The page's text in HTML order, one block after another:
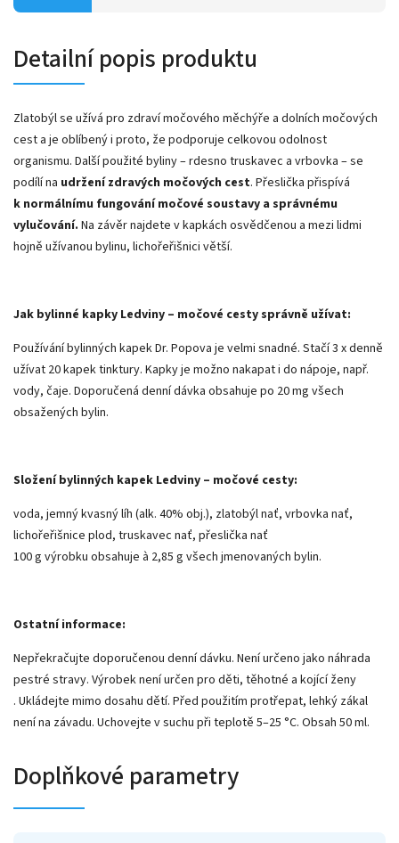
Detailní popis produktu
Zlatobýl se užívá pro zdraví močového měchýře a dolních močových
cest a je oblíbený i proto, že podporuje celkovou odolnost
organismu. Další použité byliny – rdesno truskavec a vrbovka – se
podílí na udržení zdravých močových cest. Přeslička přispívá
k normálnímu fungování močové soustavy a správnému
vylučování. Na závěr najdete v kapkách osvědčenou a mezi lidmi
hojně užívanou bylinu, lichořeřišnici větší.
Jak bylinné kapky Ledviny – močové cesty správně užívat:
Používání bylinných kapek Dr. Popova je velmi snadné. Stačí 3 x denně
užívat 20 kapek tinktury. Kapky je možno nakapat i do nápoje, např.
vody, čaje. Doporučená denní dávka obsahuje po 20 mg všech
obsažených bylin.
Složení bylinných kapek Ledviny – močové cesty:
voda, jemný kvasný líh (alk. 40% obj.), zlatobýl nať, vrbovka nať,
lichořeřišnice plod, truskavec nať, přeslička nať
100 g výrobku obsahuje à 2,85 g všech jmenovaných bylin.
Ostatní informace:
Nepřekračujte doporučenou denní dávku. Není určeno jako náhrada
pestré stravy. Výrobek není určen pro děti, těhotné a kojící ženy
. Ukládejte mimo dosahu dětí. Před použitím protřepat, lehký zákal
není na závadu. Uchovejte v suchu při teplotě 5–25 °C. Obsah 50 ml.
Doplňkové parametry